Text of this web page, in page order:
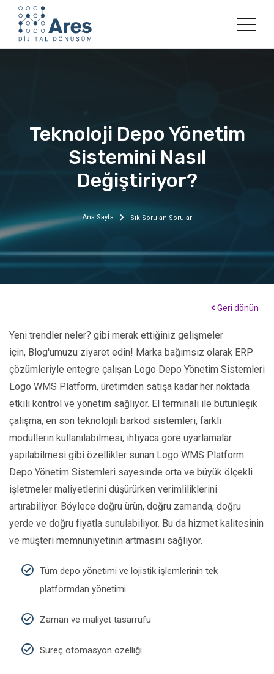
Teknoloji Depo Yönetim
Sistemini Nasıl
Değiştiriyor?
Ana Sayfa Sık Sorulan Sorular
Geri dönün
Yeni trendler neler? gibi merak ettiğiniz gelişmeler
için, Blog'umuzu ziyaret edin! Marka bağımsız olarak ERP
çözümleriyle entegre çalışan Logo Depo Yönetim Sistemleri
Logo WMS Platform, üretimden satışa kadar her noktada
etkili kontrol ve yönetim sağlıyor. El terminali ile bütünleşik
çalışma, en son teknolojili barkod sistemleri, farklı
modüllerin kullanılabilmesi, ihtiyaca göre uyarlamalar
yapılabilmesi gibi özellikler sunan Logo WMS Platform
Depo Yönetim Sistemleri sayesinde orta ve büyük ölçekli
işletmeler maliyetlerini düşürürken verimliliklerini
artırabiliyor. Böylece doğru ürün, doğru zamanda, doğru
yerde ve doğru fiyatla sunulabiliyor. Bu da hizmet kalitesinin
ve müşteri memnuniyetinin artmasını sağlıyor.
Tüm depo yönetimi ve lojistik işlemlerinin tek
platformdan yönetimi
Zaman ve maliyet tasarrufu
Süreç otomasyon özelliği